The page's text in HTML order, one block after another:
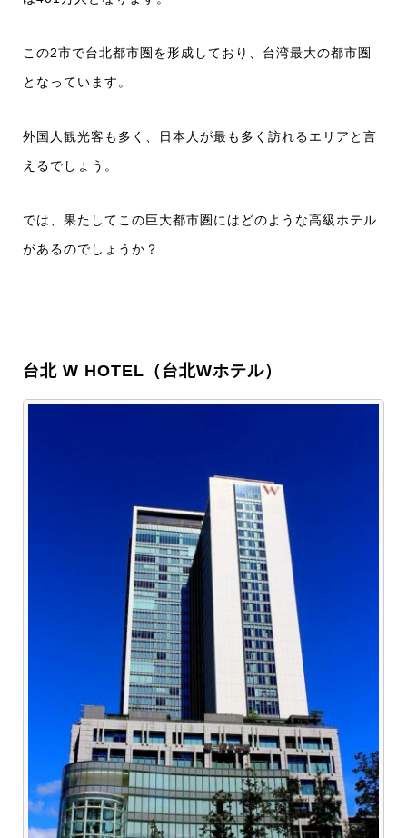
この2市で台北都市圏を形成しており、台湾最大の都市圏
となっています。
外国人観光客も多く、日本人が最も多く訪れるエリアと言
えるでしょう。
では、果たしてこの巨大都市圏にはどのような高級ホテル
があるのでしょうか？
台北 W HOTEL（台北Wホテル）